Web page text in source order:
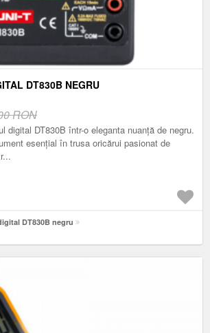
DT830B NEGRU
RON
digital DT830B într-o eleganta nuanță de negru.
esențial în trusa oricărui pasionat de
DT830B negru